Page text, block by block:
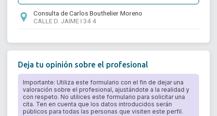
Consulta de Carlos Bouthelier Moreno
CALLE D. JAIME I 34 4
Deja tu opinión sobre el profesional
Importante: Utiliza este formulario con el fin de dejar una
valoración sobre el profesional, ajustándote a la realidad y
con respeto. No utilices este formulario para solicitar una
cita. Ten en cuenta que los datos introducidos serán
públicos para todas las personas que visiten este perfil.